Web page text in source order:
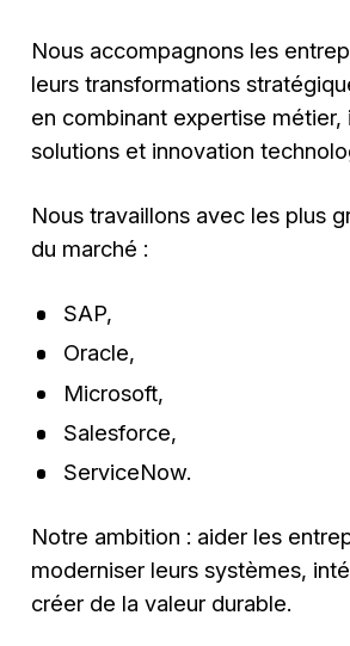
Nous accompagnons les
leurs transformations
en combinant expertise métier,
solutions et innovation
Nous travaillons avec les plus
du marché :
SAP,
Oracle,
Microsoft,
Salesforce,
ServiceNow.
Notre ambition : aider les
moderniser leurs systèmes,
créer de la valeur durable.